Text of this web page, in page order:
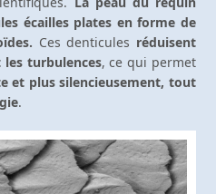
écailles plates en forme de
Ces denticules réduisent
turbulences, ce qui permet
et plus silencieusement, tout
.